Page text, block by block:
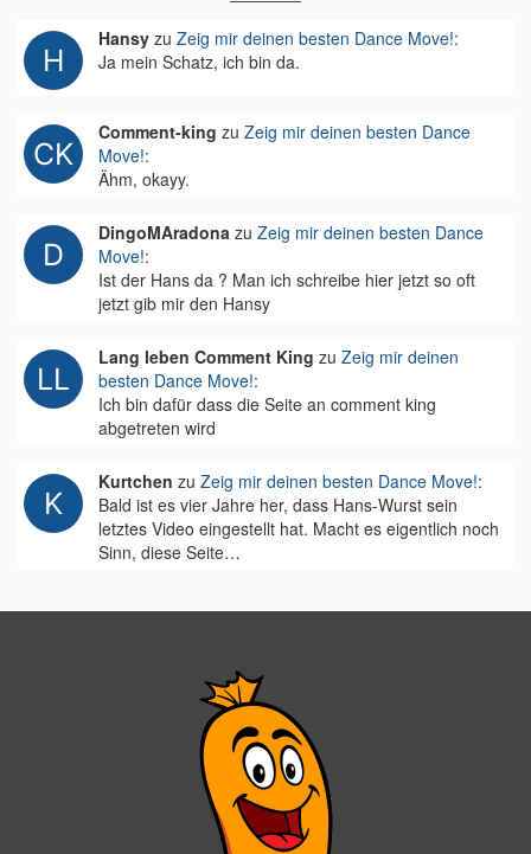
Hansy zu Zeig mir deinen besten Dance Move!:
Ja mein Schatz, ich bin da.
Comment-king zu Zeig mir deinen besten Dance
Move!:
Ähm, okayy.
DingoMAradona zu Zeig mir deinen besten Dance
Move!:
Ist der Hans da ? Man ich schreibe hier jetzt so oft
jetzt gib mir den Hansy
Lang leben Comment King zu Zeig mir deinen
besten Dance Move!:
Ich bin dafür dass die Seite an comment king
abgetreten wird
Kurtchen zu Zeig mir deinen besten Dance Move!:
Bald ist es vier Jahre her, dass Hans-Wurst sein
letztes Video eingestellt hat. Macht es eigentlich noch
Sinn, diese Seite…